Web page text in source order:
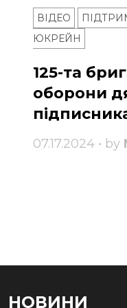
ВІДЕО
ЮКРЕЙН
125-та
оборони
07.17.2024 • by
НОВИНИ